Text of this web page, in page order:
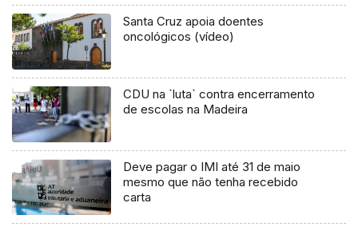
Santa Cruz apoia doentes
oncológicos (vídeo)
CDU na `luta` contra encerramento
de escolas na Madeira
Deve pagar o IMI até 31 de maio
mesmo que não tenha recebido
carta